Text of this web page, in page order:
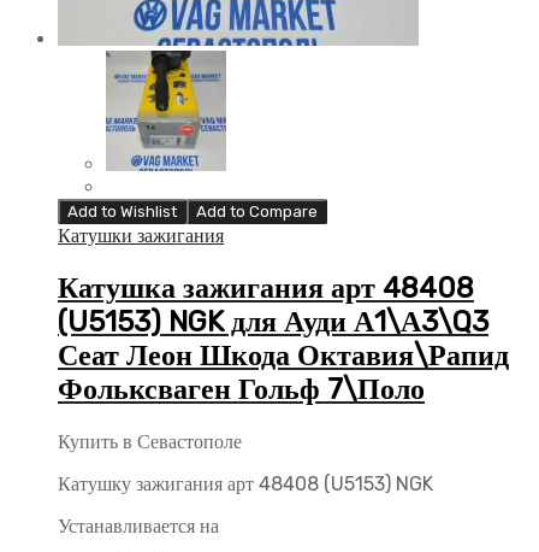
Add to Wishlist Add to Compare
Катушки зажигания
Катушка зажигания арт 48408
(U5153) NGK для Ауди А1\А3\Q3
Сеат Леон Шкода Октавия\Рапид
Фольксваген Гольф 7\Поло
Купить в Севастополе
Катушку зажигания арт 48408 (U5153) NGK
Устанавливается на